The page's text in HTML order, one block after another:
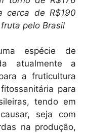
cerca de R$190
pelo Brasil
espécie de
atualmente a
a fruticultura
para
tendo em
seja com
na produção,